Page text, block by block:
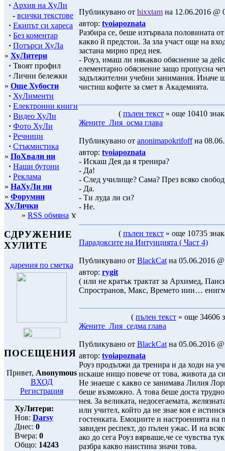
· Архив на ХуЛи
- всички текстове
· Екипът си хареса
· Без коментар
· Потърси ХуЛа
» ХуЛитери
· Твоят профил
· Лични бележки
» Още Хубости
· ХуЛименти
· Електронни книги
· Видео ХуЛи
· Фото ХуЛи
· Речници
· Стъкмистика
» ПоХвали ни
· Наши бутони
· Реклама
» НаХуЛи ни
» Форумни
ХуЛички
» RSS обмяна
СДРУЖЕНИЕ
ХУЛИТЕ
дарения по сметка
ПОСЕЩЕНИЯ
Привет, Anonymous
ВХОД
Регистрация
ХуЛитери:
Нов: Darsy
Днес: 0
Вчера: 0
Общо: 14243
Публикувано от hixxtam на 12.06.2016 @
автор: tvoiapoznata
Разбира се, беше изтървала половината
какво й предстои. За зла участ още на
застана мирно пред нея.
- Роуз, имаш ли някакво обяснение за
елементарно обяснение защо пропусна
задължителни учебни занимания. Иначе
чистиш кофите за смет в Академията.
( пълен текст » още 10410
Жените_Лия_осма глава
Публикувано от anonimapokrifoffна
автор: tvoiapoznata
- Искаш Дея да я тренира?
- Да!
- След училище? Сама? През всяко
- Да.
- Ти луда ли си?
- Не.
( пълен текст » още 10735
Парадоксите на Интуицията ( Част 4)
Публикувано от BlackCat на 05.06.2016
автор: rygit
( или не кратък трактат за Архимед,
Спространов, Макс, Времето иии…
( пълен текст » още 34606
Жените_Лия_седма глава
Публикувано от BlackCat на 05.06.2016
автор: tvoiapoznata
Роуз продължи да тренира и да ходи на
искаше нищо повече от това, живота да
Не знаеше с какво се занимава Лилия
беше възможно. А това беше доста
нея. За великата, недосегаемата,
или учител, който да не знае коя е
гостенката. Емоциите и настроенията на
завиден респект, до пълен ужас. И на
ако до сега Роуз вярваше,че се чувства
разбра какво наистина значи това.